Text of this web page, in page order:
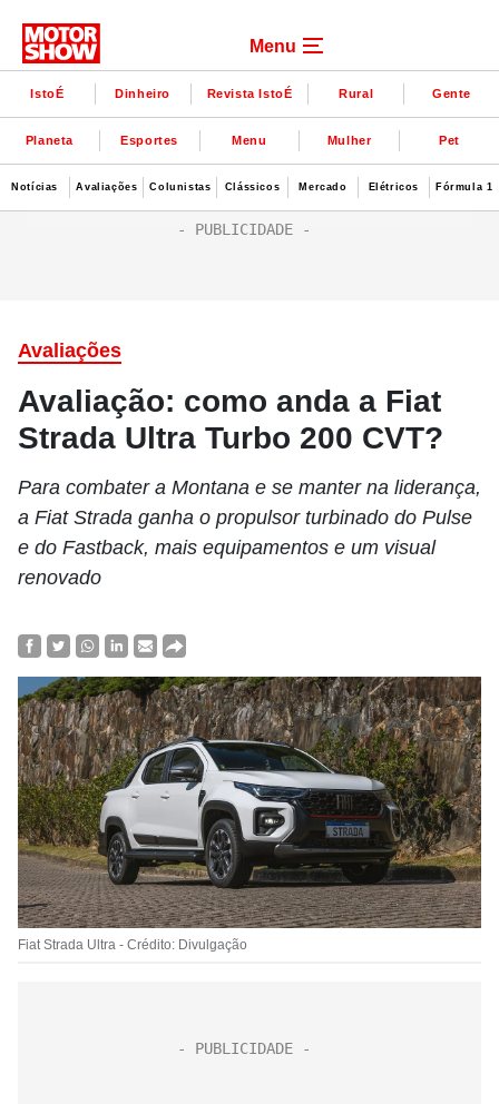
Menu
IstoÉ Dinheiro Revista IstoÉ Rural Gente
Planeta Esportes Menu Mulher Pet
Notícias Avaliações Colunistas Clássicos Mercado Elétricos Fórmula 1
Avaliações
Avaliação: como anda a Fiat
Strada Ultra Turbo 200 CVT?
Para combater a Montana e se manter na liderança,
a Fiat Strada ganha o propulsor turbinado do Pulse
e do Fastback, mais equipamentos e um visual
renovado
Fiat Strada Ultra - Crédito: Divulgação